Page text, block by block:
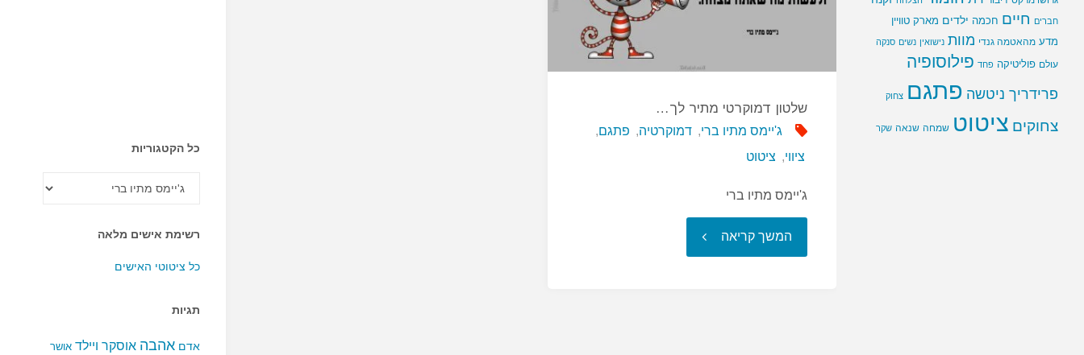
שלטון דמוקרטי מתיר לך…
ג'יימס מתיו ברי, דמוקרטיה, פתגם,
ציווי, ציטוט
ג'יימס מתיו ברי
המשך קריאה"שלטון
כל הקטגוריות
הקטגוריות
רשימת אישים מלאה
כל ציטוטי האישים
תגיות
אדם אהבה אוסקר ויילד אושר
חברים חיים חכמה ילדים מארק טוויין
מדע מהאטמה גנדי מוות נישואין נשים סנקה
עולם פוליטיקה פחד פילוסופיה
פרידריך ניטשה פתגם צחוק
צחוקים ציטוט שמחה שנאה שקר